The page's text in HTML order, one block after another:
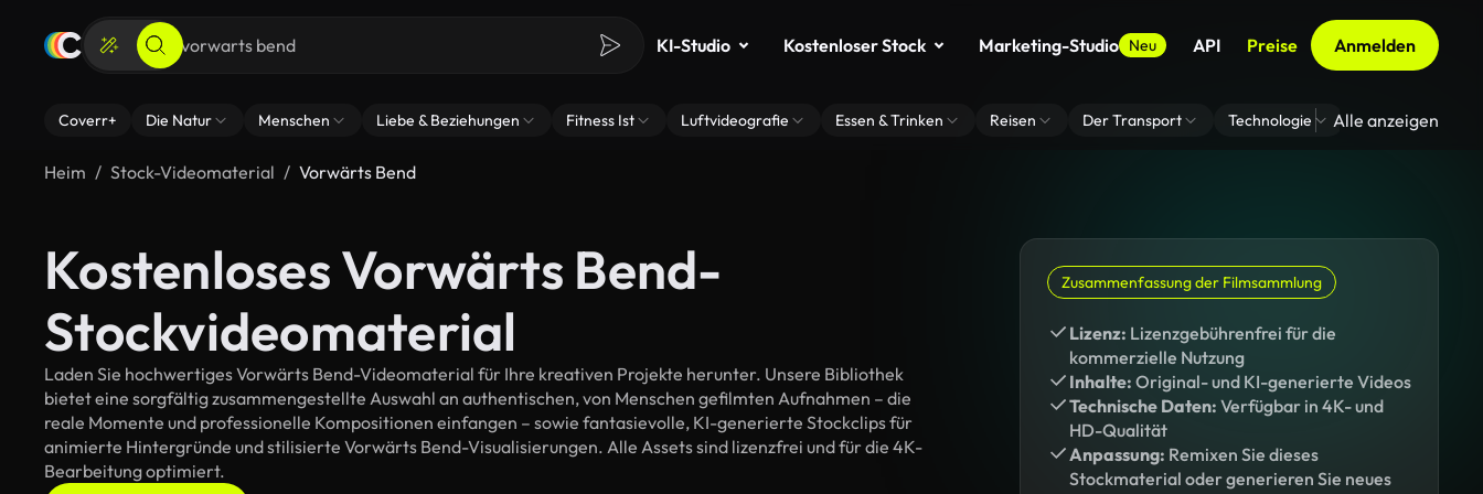
KI-Studio Kostenloser Stock Marketing-Studio Neu API Preise Anmelden
Coverr+ Die Natur Menschen Liebe & Beziehungen Fitness Ist Luftvideografie Essen & Trinken Reisen Der Transport Technologie Zoom Virtuelle
Alle anzeigen
Heim Stock-Videomaterial Vorwärts Bend
Kostenloses Vorwärts Bend-
Stockvideomaterial
Laden Sie hochwertiges Vorwärts Bend-Videomaterial für Ihre kreativen Projekte herunter. Unsere Bibliothek
bietet eine sorgfältig zusammengestellte Auswahl an authentischen, von Menschen gefilmten Aufnahmen – die
reale Momente und professionelle Kompositionen einfangen – sowie fantasievolle, KI-generierte Stockclips für
animierte Hintergründe und stilisierte Vorwärts Bend-Visualisierungen. Alle Assets sind lizenzfrei und für die 4K-
Bearbeitung optimiert.
Zusammenfassung der Filmsammlung
Lizenz: Lizenzgebührenfrei für die
kommerzielle Nutzung
Inhalte: Original- und KI-generierte Videos
Technische Daten: Verfügbar in 4K- und
HD-Qualität
Anpassung: Remixen Sie dieses
Stockmaterial oder generieren Sie neues